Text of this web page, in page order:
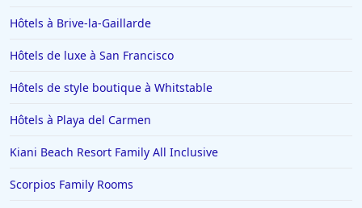
Hôtels à Brive-la-Gaillarde
Hôtels de luxe à San Francisco
Hôtels de style boutique à Whitstable
Hôtels à Playa del Carmen
Kiani Beach Resort Family All Inclusive
Scorpios Family Rooms